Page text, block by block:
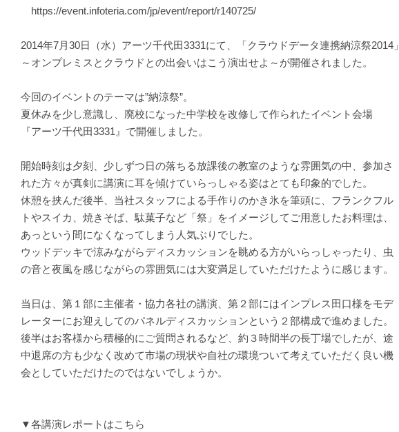
https://event.infoteria.com/jp/event/report/r140725/
2014年7月30日（水）アーツ千代田3331にて、「クラウドデータ連携納涼祭2014」
～オンプレミスとクラウドとの出会いはこう演出せよ～が開催されました。
今回のイベントのテーマは”納涼祭”。
夏休みを少し意識し、廃校になった中学校を改修して作られたイベント会場
『アーツ千代田3331』で開催しました。
開始時刻は夕刻、少しずつ日の落ちる放課後の教室のような雰囲気の中、参加さ
れた方々が真剣に講演に耳を傾けていらっしゃる姿はとても印象的でした。
休憩を挟んだ後半、当社スタッフによる手作りのかき氷を筆頭に、フランクフル
トやスイカ、焼きそば、駄菓子など「祭」をイメージしてご用意したお料理は、
あっという間になくなってしまう人気ぶりでした。
ウッドデッキで涼みながらディスカッションを眺める方がいらっしゃったり、虫
の音と夜風を感じながらの雰囲気には大変満足していただけたように感じます。
当日は、第１部に主催者・協力各社の講演、第２部にはインプレス田口様をモデ
レーターにお迎えしてのパネルディスカッションという２部構成で進めました。
後半はお客様から積極的にご質問されるなど、約３時間半の長丁場でしたが、途
中退席の方も少なく改めて市場の現状や自社の環境ついて考えていただく良い機
会としていただけたのではないでしょうか。
▼各講演レポートはこちら